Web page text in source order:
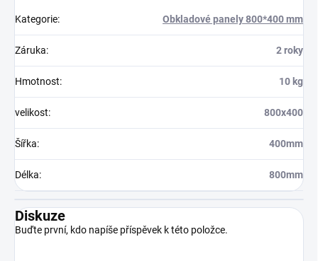
Kategorie: Obkladové panely 800*400 mm
Záruka: 2 roky
Hmotnost: 10 kg
velikost: 800x400
Šířka: 400mm
Délka: 800mm
Diskuze
Buďte první, kdo napíše příspěvek k této položce.